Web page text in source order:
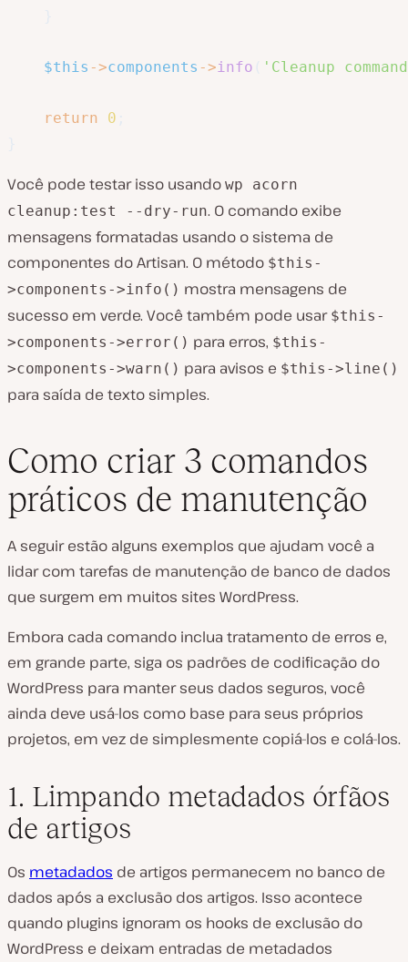
$this ->components ->info 'Cleanup
return 0
Você pode testar isso usando wp acorn
cleanup:test --dry-run. O comando exibe
mensagens formatadas usando o sistema de
componentes do Artisan. O método $this-
>components->info() mostra mensagens de
sucesso em verde. Você também pode usar $this-
>components->error() para erros, $this-
>components->warn() para avisos e $this->line()
para saída de texto simples.
Como criar 3 comandos
práticos de manutenção
A seguir estão alguns exemplos que ajudam você a
lidar com tarefas de manutenção de banco de dados
que surgem em muitos sites WordPress.
Embora cada comando inclua tratamento de erros e,
em grande parte, siga os padrões de codificação do
WordPress para manter seus dados seguros, você
ainda deve usá-los como base para seus próprios
projetos, em vez de simplesmente copiá-los e colá-los.
1. Limpando metadados órfãos
de artigos
Os metadados de artigos permanecem no banco de
dados após a exclusão dos artigos. Isso acontece
quando plugins ignoram os hooks de exclusão do
WordPress e deixam entradas de metadados